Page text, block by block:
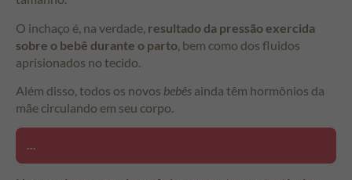
O inchaço é, na verdade, resultado da pressão exercida
sobre o bebê durante o parto , bem como dos fluidos
aprisionados no tecido.
Além disso, todos os novos bebês ainda têm hormônios da
mãe circulando em seu corpo.
...